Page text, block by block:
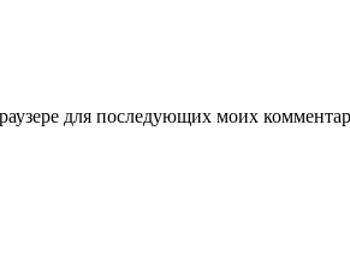
для последующих моих